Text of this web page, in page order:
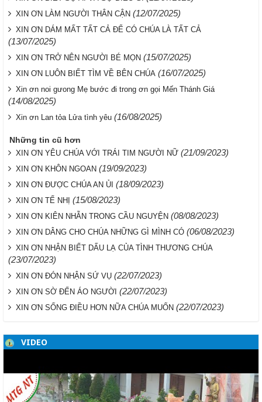
XIN ƠN LÀM NGƯỜI THÂN CẬN (12/07/2025)
XIN ƠN DÁM MẤT TẤT CẢ ĐỂ CÓ CHÚA LÀ TẤT CẢ
(13/07/2025)
XIN ƠN TRỞ NÊN NGƯỜI BÉ MỌN (15/07/2025)
XIN ƠN LUÔN BIẾT TÌM VỀ BÊN CHÚA (16/07/2025)
Xin ơn noi gưong Mẹ bước đi trong ơn gọi Mến Thánh Giá
(14/08/2025)
Xin ơn Lan tỏa Lửa tình yêu (16/08/2025)
Những tin cũ hơn
XIN ƠN YÊU CHÚA VỚI TRÁI TIM NGƯỜI NỮ (21/09/2023)
XIN ƠN KHÔN NGOAN (19/09/2023)
XIN ƠN ĐƯỢC CHÚA AN ỦI (18/09/2023)
XIN ƠN TẾ NHỊ (15/08/2023)
XIN ƠN KIÊN NHẪN TRONG CẦU NGUYỆN (08/08/2023)
XIN ƠN DÂNG CHO CHÚA NHỮNG GÌ MÌNH CÓ (06/08/2023)
XIN ƠN NHẬN BIẾT DẤU LẠ CỦA TÌNH THƯƠNG CHÚA
(23/07/2023)
XIN ƠN ĐÓN NHẬN SỨ VỤ (22/07/2023)
XIN ƠN SỜ ĐẾN ÁO NGƯỜI (22/07/2023)
XIN ƠN SỐNG ĐIỀU HƠN NỮA CHÚA MUỐN (22/07/2023)
VIDEO